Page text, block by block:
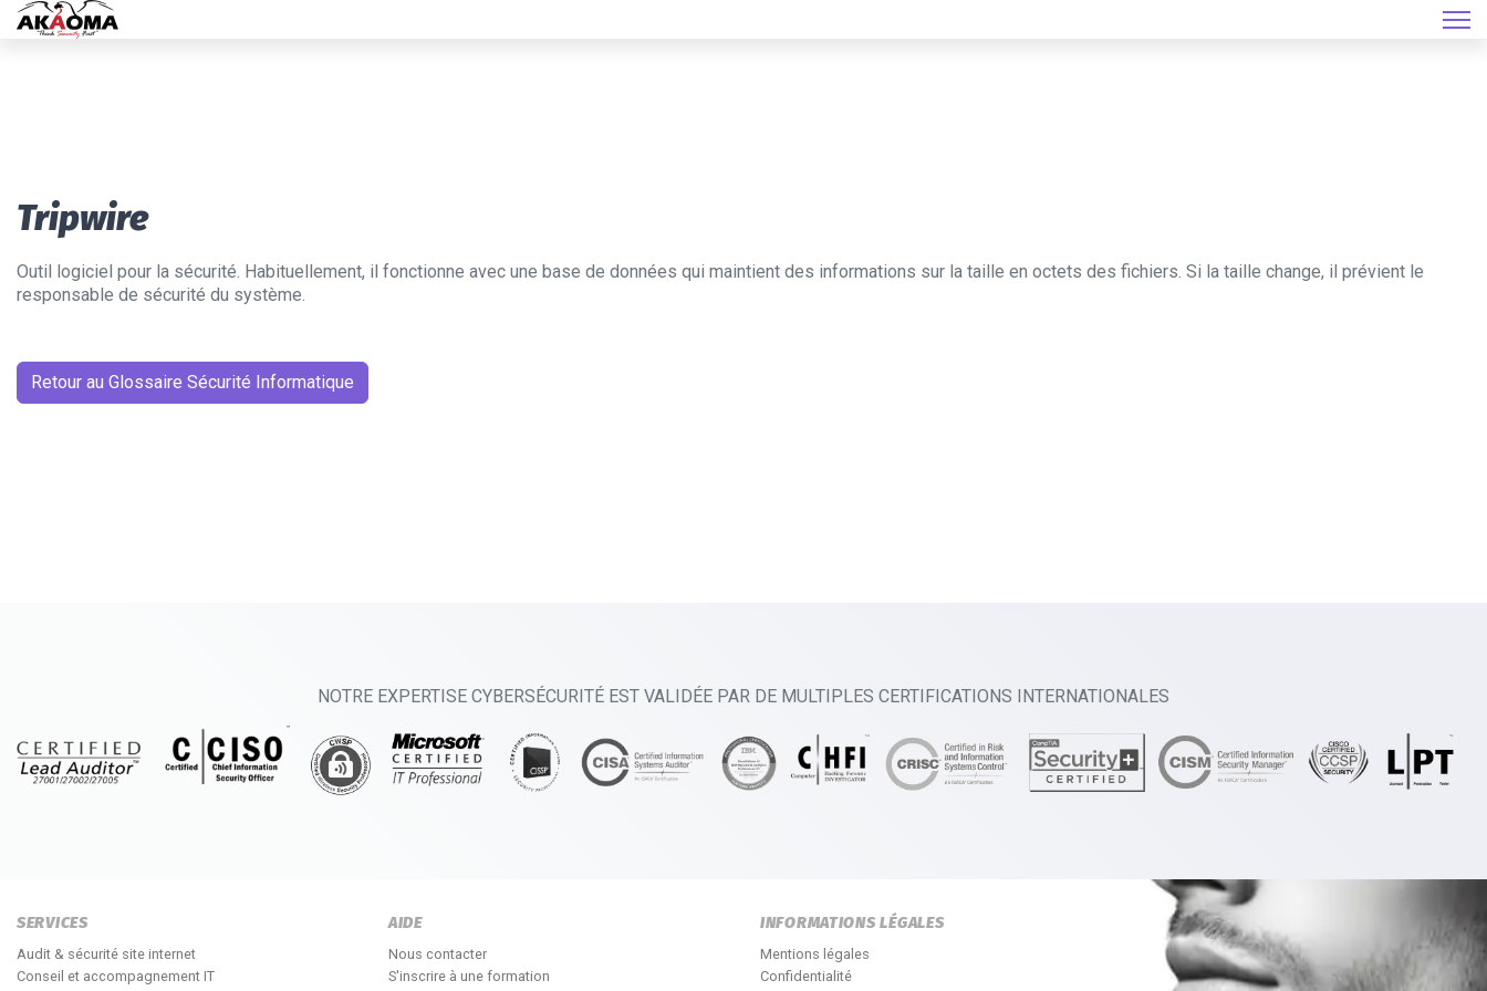
Tripwire
Outil logiciel pour la sécurité. Habituellement, il fonctionne avec une base de données qui maintient des informations sur la taille en octets des fichiers. Si la taille change, il prévient le
responsable de sécurité du système.
Retour au Glossaire Sécurité Informatique
NOTRE EXPERTISE CYBERSÉCURITÉ EST VALIDÉE PAR DE MULTIPLES CERTIFICATIONS INTERNATIONALES
SERVICES
Audit & sécurité site internet
Conseil et accompagnement IT
AIDE
Nous contacter
S'inscrire à une formation
INFORMATIONS LÉGALES
Mentions légales
Confidentialité